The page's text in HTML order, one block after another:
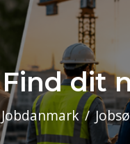
Find dit
Jobdanmark